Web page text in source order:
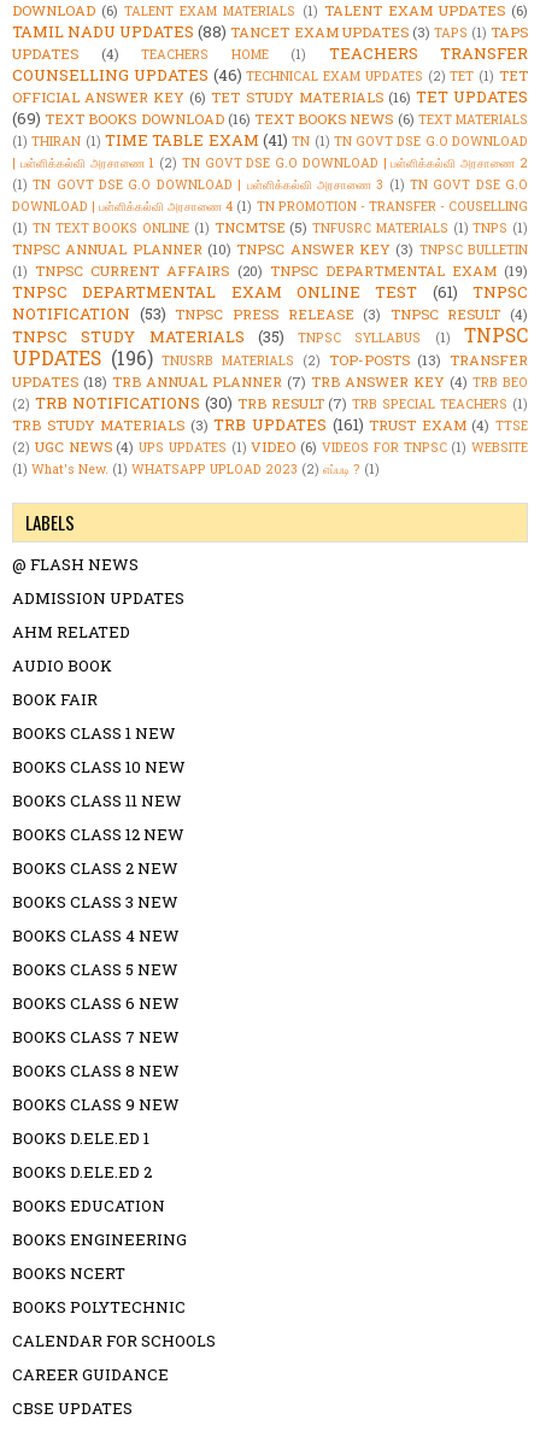
DOWNLOAD (6) TALENT EXAM MATERIALS (1) TALENT EXAM UPDATES (6)
TAMIL NADU UPDATES (88) TANCET EXAM UPDATES (3) TAPS (1) TAPS
UPDATES
(4) TEACHERS HOME (1)
TEACHERS TRANSFER
COUNSELLING UPDATES (46) TECHNICAL EXAM UPDATES (2) TET (1) TET
OFFICIAL ANSWER KEY (6) TET STUDY MATERIALS (16) TET UPDATES
(69) TEXT BOOKS DOWNLOAD (16) TEXT BOOKS NEWS (6) TEXT MATERIALS
(1) THIRAN (1) TIME TABLE EXAM (41) TN (1) TN GOVT DSE G.O DOWNLOAD
| பள்ளிக்கல்வி அரசாணை 1 (2) TN GOVT DSE G.O DOWNLOAD | பள்ளிக்கல்வி அரசாணை 2
(1) TN GOVT DSE G.O DOWNLOAD | பள்ளிக்கல்வி அரசாணை 3 (1) TN GOVT DSE G.O
DOWNLOAD | பள்ளிக்கல்வி அரசாணை 4 (1) TN PROMOTION - TRANSFER - COUSELLING
(1) TN TEXT BOOKS ONLINE (1) TNCMTSE (5) TNFUSRC MATERIALS (1) TNPS (1)
TNPSC ANNUAL PLANNER (10) TNPSC ANSWER KEY (3) TNPSC BULLETIN
(1) TNPSC CURRENT AFFAIRS (20) TNPSC DEPARTMENTAL EXAM (19)
TNPSC DEPARTMENTAL EXAM ONLINE TEST (61)
TNPSC
NOTIFICATION (53) TNPSC PRESS RELEASE (3) TNPSC RESULT (4)
TNPSC STUDY MATERIALS (35) TNPSC SYLLABUS (1)
TNPSC
UPDATES (196) TNUSRB MATERIALS (2) TOP-POSTS (13) TRANSFER
UPDATES (18) TRB ANNUAL PLANNER (7) TRB ANSWER KEY (4) TRB BEO
(2) TRB NOTIFICATIONS (30) TRB RESULT (7) TRB SPECIAL TEACHERS (1)
TRB STUDY MATERIALS (3) TRB UPDATES (161) TRUST EXAM (4) TTSE
(2) UGC NEWS (4) UPS UPDATES (1) VIDEO (6) VIDEOS FOR TNPSC (1) WEBSITE
(1) What's New. (1) WHATSAPP UPLOAD 2023 (2) எப்படி ? (1)
LABELS
@ FLASH NEWS
ADMISSION UPDATES
AHM RELATED
AUDIO BOOK
BOOK FAIR
BOOKS CLASS 1 NEW
BOOKS CLASS 10 NEW
BOOKS CLASS 11 NEW
BOOKS CLASS 12 NEW
BOOKS CLASS 2 NEW
BOOKS CLASS 3 NEW
BOOKS CLASS 4 NEW
BOOKS CLASS 5 NEW
BOOKS CLASS 6 NEW
BOOKS CLASS 7 NEW
BOOKS CLASS 8 NEW
BOOKS CLASS 9 NEW
BOOKS D.ELE.ED 1
BOOKS D.ELE.ED 2
BOOKS EDUCATION
BOOKS ENGINEERING
BOOKS NCERT
BOOKS POLYTECHNIC
CALENDAR FOR SCHOOLS
CAREER GUIDANCE
CBSE UPDATES